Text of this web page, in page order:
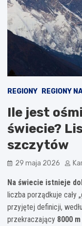
REGIONY REGIONY
Ile jest
świecie?
szczytów
29 maja 2026
Na świecie istnieje
liczba porządkuje cały
przyjętej definicji,
przekraczający 8000